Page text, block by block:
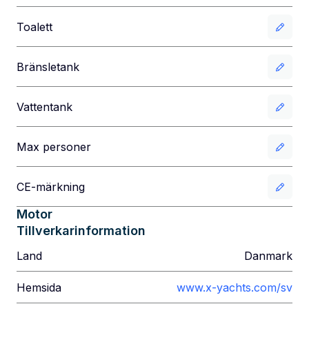
Toalett
Bränsletank
Vattentank
Max personer
CE-märkning
Motor
Tillverkarinformation
Land Danmark
Hemsida www.x-yachts.com/sv